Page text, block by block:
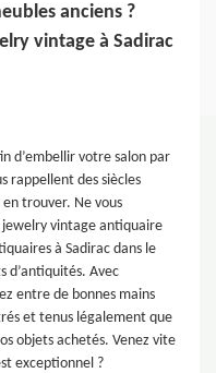
anciens ?
vintage à Sadirac
d’embellir votre salon par
rappellent des siècles
en trouver. Ne vous
jewelry vintage antiquaire
à Sadirac dans le
d’antiquités. Avec
entre de bonnes mains
et tenus légalement que
objets achetés. Venez vite
exceptionnel ?